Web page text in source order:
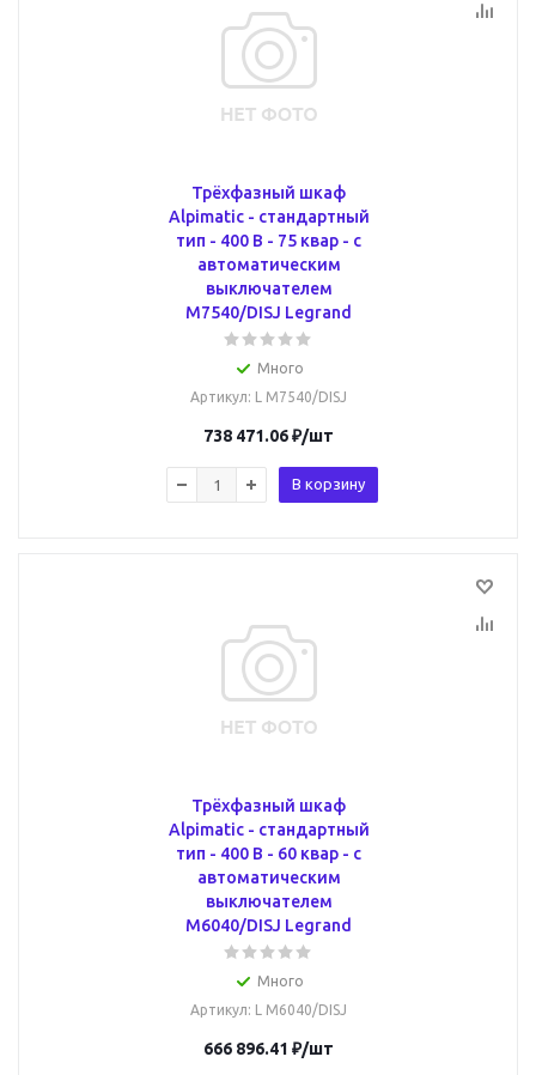
Трёхфазный шкаф
Alpimatic - стандартный
тип - 400 В - 75 квар - c
автоматическим
выключателем
M7540/DISJ Legrand
Много
Артикул: L M7540/DISJ
738 471.06₽/шт
В корзину
Трёхфазный шкаф
Alpimatic - стандартный
тип - 400 В - 60 квар - c
автоматическим
выключателем
M6040/DISJ Legrand
Много
Артикул: L M6040/DISJ
666 896.41 ₽/шт